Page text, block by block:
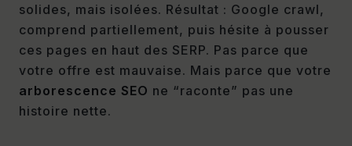
solides, mais isolées. Résultat : Google crawl,
comprend partiellement, puis hésite à pousser
ces pages en haut des SERP. Pas parce que
votre offre est mauvaise. Mais parce que votre
arborescence SEO ne “raconte” pas une
histoire nette.